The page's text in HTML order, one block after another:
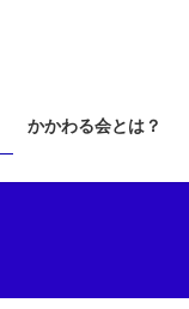
かかわる会とは？